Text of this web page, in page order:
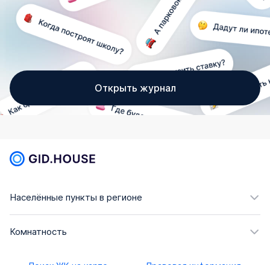
Открыть журнал
Населённые пункты в регионе
Комнатность